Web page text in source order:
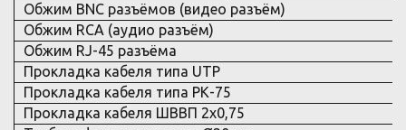
Обжим BNC разъёмов (видео разъём)
Обжим RCA (аудио разъём)
Обжим RJ-45 разъёма
Прокладка кабеля типа UTP
Прокладка кабеля типа РК-75
Прокладка кабеля ШВВП 2х0,75